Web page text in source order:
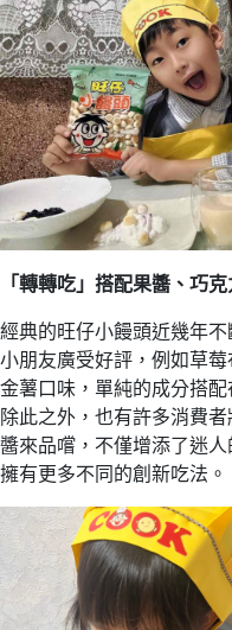
「轉轉吃」搭配果醬、巧
經典的旺仔小饅頭近幾年
小朋友廣受好評，例如草
金薯口味，單純的成分搭
除此之外，也有許多消費
醬來品嚐，不僅增添了迷
擁有更多不同的創新吃法。